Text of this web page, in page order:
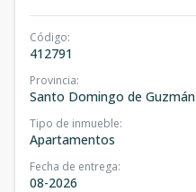
Código:
412791
Provincia:
Santo Domingo de Guzmán
Tipo de inmueble:
Apartamentos
Fecha de entrega:
08-2026